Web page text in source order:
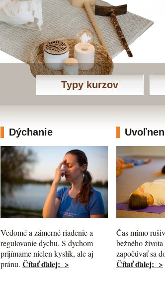
Typy kurzov
Dýchanie
Vedomé a zámerné riadenie a
regulovanie dychu. S dychom
prijímame nielen kyslík, ale aj
pránu. Čítať ďalej: >
Čas mimo
bežného
započúvať sa
Čítať ďalej: >